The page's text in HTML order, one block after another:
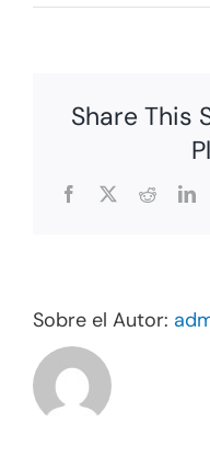
Share This
Facebook
X Reddit
Sobre el Autor: